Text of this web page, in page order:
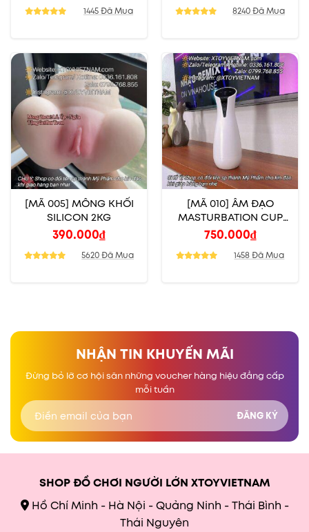
1445 Đã Mua 8240 Đã Mua
[MÃ 005] MÔNG KHỐI
SILICON 2KG
390.000₫
5620 Đã Mua
[MÃ 010] ÂM ĐẠO
MASTURBATION CUP
CO BÓP BÚ MÚT RUNG
RÊN CẢM ỨNG
750.000₫
1458 Đã Mua
NHẬN TIN KHUYẾN MÃI
Đừng bỏ lỡ cơ hội săn những voucher hàng hiệu đẳng cấp
mỗi tuần
SHOP ĐỒ CHƠI NGƯỜI LỚN XTOYVIETNAM
Hồ Chí Minh - Hà Nội - Quảng Ninh - Thái Bình -
Thái Nguyên